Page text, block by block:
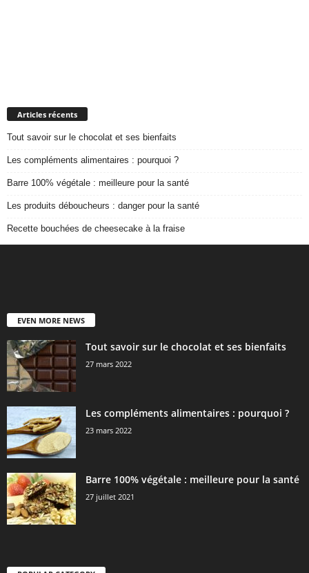
Articles récents
Tout savoir sur le chocolat et ses bienfaits
Les compléments alimentaires : pourquoi ?
Barre 100% végétale : meilleure pour la santé
Les produits déboucheurs : danger pour la santé
Recette bouchées de cheesecake à la fraise
EVEN MORE NEWS
Tout savoir sur le chocolat et ses bienfaits
27 mars 2022
Les compléments alimentaires : pourquoi ?
23 mars 2022
Barre 100% végétale : meilleure pour la santé
27 juillet 2021